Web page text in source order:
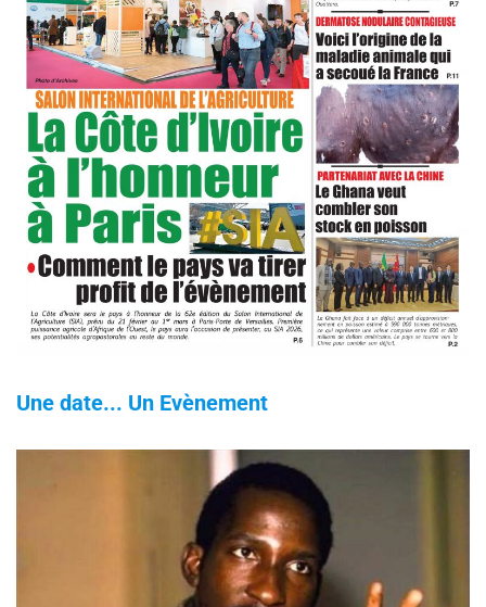
Une date... Un Evènement